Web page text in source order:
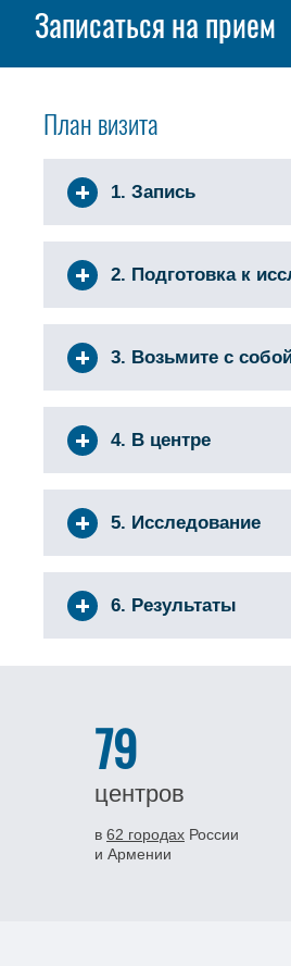
Записаться на прием
План визита
1. Запись
2. Подготовка к
3. Возьмите с
4. В центре
5. Исследование
6. Результаты
79
центров
в 62 городах России
и Армении